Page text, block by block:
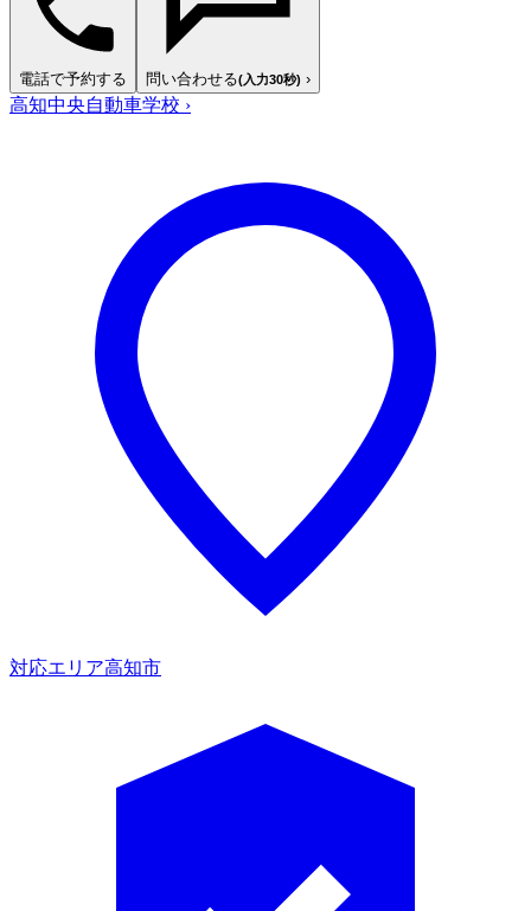
電話で予約する 問い合わせる(入力30秒) ›
高知中央自動車学校 ›
対応エリア高知市